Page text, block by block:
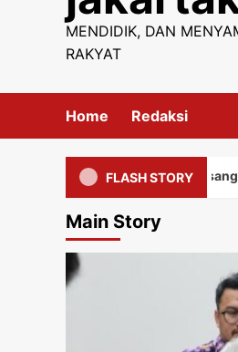
MENDIDIK, DAN
RAKYAT
Home Redaksi
FLASH STORY
nilai edukatif yang sangat tinggi.
Main Story